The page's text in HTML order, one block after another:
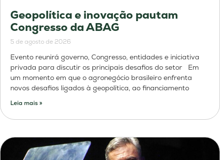
Geopolítica e inovação pautam
Congresso da ABAG
5 de agosto de 2026
Evento reunirá governo, Congresso, entidades e iniciativa
privada para discutir os principais desafios do setor Em
um momento em que o agronegócio brasileiro enfrenta
novos desafios ligados à geopolítica, ao financiamento
Leia mais »